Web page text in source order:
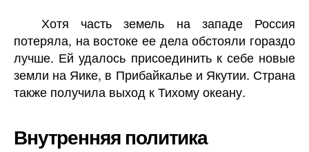
Хотя часть земель на западе Россия
потеряла, на востоке ее дела обстояли гораздо
лучше. Ей удалось присоединить к себе новые
земли на Яике, в Прибайкалье и Якутии. Страна
также получила выход к Тихому океану.
Внутренняя политика